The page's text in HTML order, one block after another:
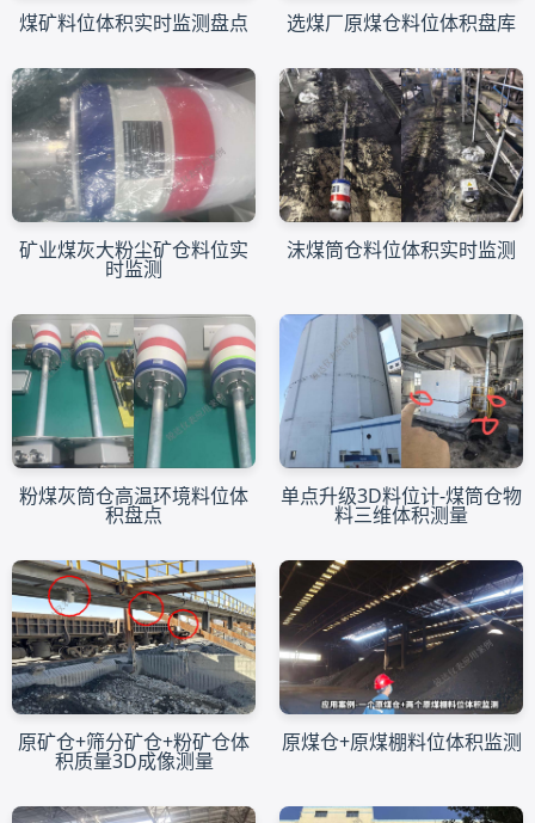
煤矿料位体积实时监测盘点 选煤厂原煤仓料位体积盘库
矿业煤灰大粉尘矿仓料位实
时监测
沫煤筒仓料位体积实时监测
粉煤灰筒仓高温环境料位体
积盘点
单点升级3D料位计-煤筒仓物
料三维体积测量
原矿仓+筛分矿仓+粉矿仓体
积质量3D成像测量
原煤仓+原煤棚料位体积监测